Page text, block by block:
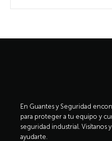
En Guantes y Seguridad
para proteger a tu equipo y
seguridad industrial.
ayudarte.